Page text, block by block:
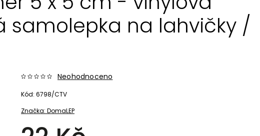
na lahvičky /
Značka: DomaLEP
Neohodnoceno
Kód: 6798/CTV